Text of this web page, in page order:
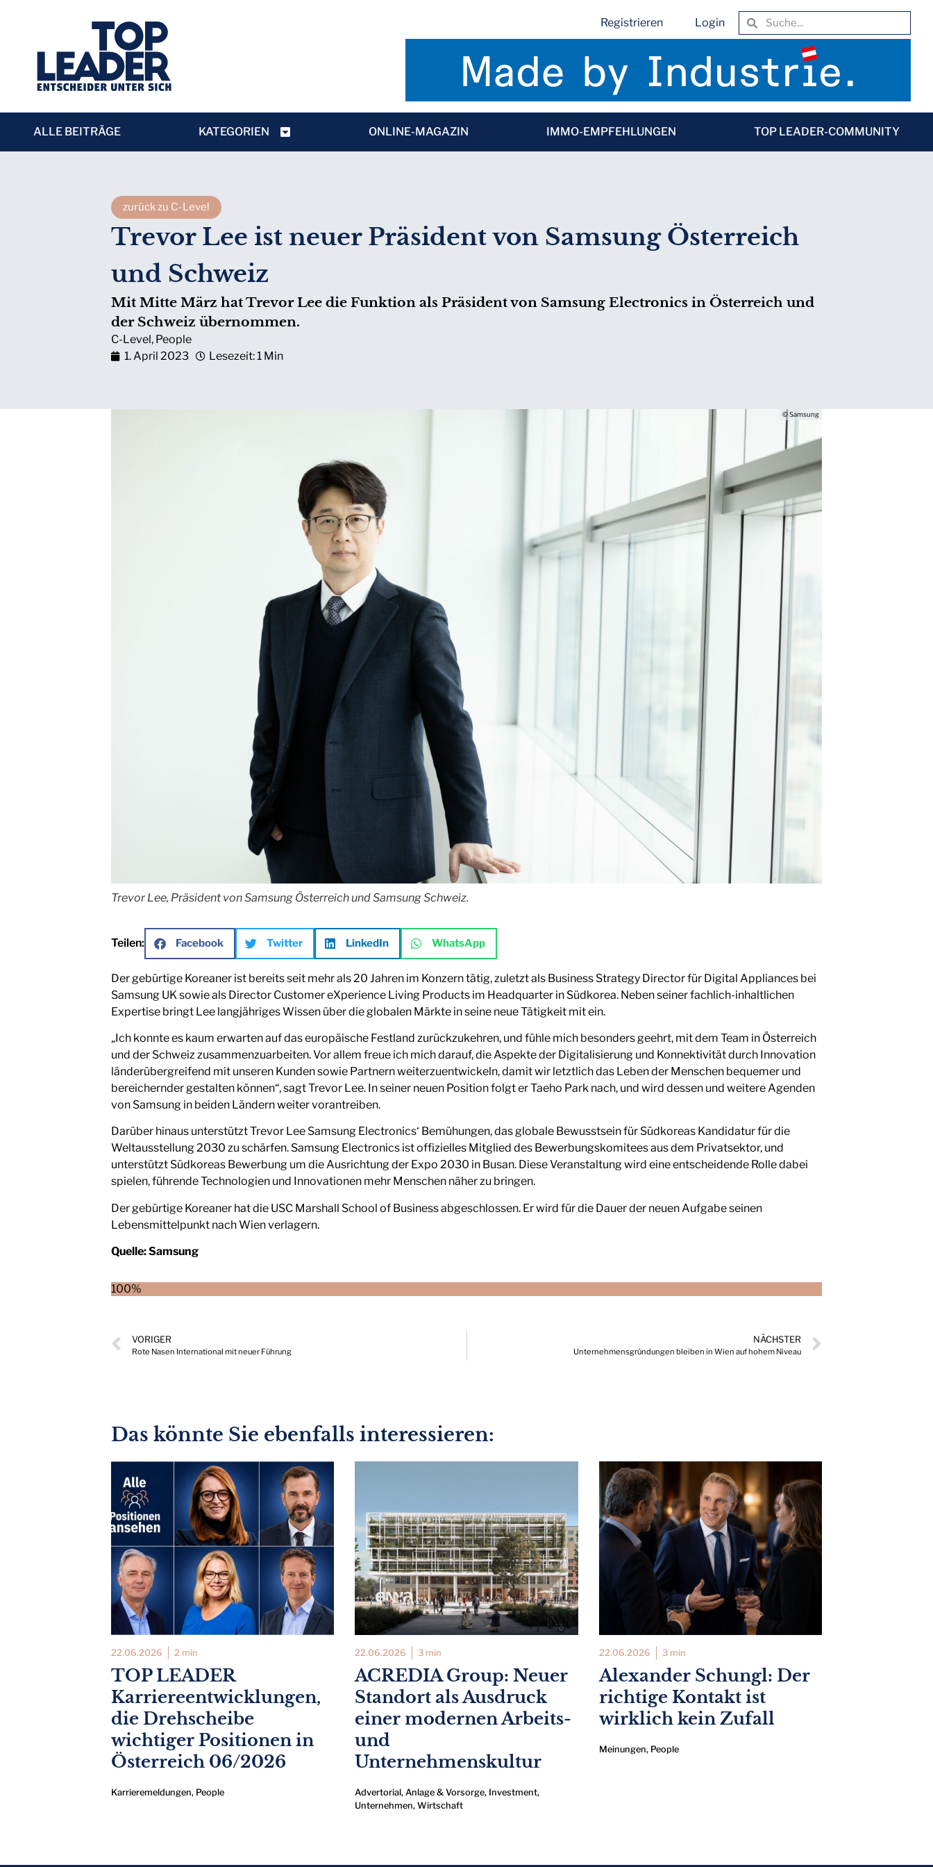
Registrieren Login
ALLE BEITRÄGE KATEGORIEN ONLINE-MAGAZIN IMMO-EMPFEHLUNGEN TOP LEADER-COMMUNITY
zurück zu C-Level
Trevor Lee ist neuer Präsident von Samsung Österreich
und Schweiz
Mit Mitte März hat Trevor Lee die Funktion als Präsident von Samsung Electronics in Österreich und
der Schweiz übernommen.
C-Level, People
1. April 2023
Lesezeit: 1 Min
© Samsung
Trevor Lee, Präsident von Samsung Österreich und Samsung Schweiz.
Teilen: Facebook Twitter LinkedIn WhatsApp
Der gebürtige Koreaner ist bereits seit mehr als 20 Jahren im Konzern tätig, zuletzt als Business Strategy Director für Digital Appliances bei
Samsung UK sowie als Director Customer eXperience Living Products im Headquarter in Südkorea. Neben seiner fachlich-inhaltlichen
Expertise bringt Lee langjähriges Wissen über die globalen Märkte in seine neue Tätigkeit mit ein.
„Ich konnte es kaum erwarten auf das europäische Festland zurückzukehren, und fühle mich besonders geehrt, mit dem Team in Österreich
und der Schweiz zusammenzuarbeiten. Vor allem freue ich mich darauf, die Aspekte der Digitalisierung und Konnektivität durch Innovation
länderübergreifend mit unseren Kunden sowie Partnern weiterzuentwickeln, damit wir letztlich das Leben der Menschen bequemer und
bereichernder gestalten können“, sagt Trevor Lee. In seiner neuen Position folgt er Taeho Park nach, und wird dessen und weitere Agenden
von Samsung in beiden Ländern weiter vorantreiben.
Darüber hinaus unterstützt Trevor Lee Samsung Electronics‘ Bemühungen, das globale Bewusstsein für Südkoreas Kandidatur für die
Weltausstellung 2030 zu schärfen. Samsung Electronics ist offizielles Mitglied des Bewerbungskomitees aus dem Privatsektor, und
unterstützt Südkoreas Bewerbung um die Ausrichtung der Expo 2030 in Busan. Diese Veranstaltung wird eine entscheidende Rolle dabei
spielen, führende Technologien und Innovationen mehr Menschen näher zu bringen.
Der gebürtige Koreaner hat die USC Marshall School of Business abgeschlossen. Er wird für die Dauer der neuen Aufgabe seinen
Lebensmittelpunkt nach Wien verlagern.
Quelle:Samsung
100%
VORIGER
Rote Nasen International mit neuer Führung
NÄCHSTER
Unternehmensgründungen bleiben in Wien auf hohem Niveau
Das könnte Sie ebenfalls interessieren:
22.06.2026 2 min
TOP LEADER
Karriereentwicklungen,
die Drehscheibe
wichtiger Positionen in
Österreich 06/2026
Karrieremeldungen, People
22.06.2026 3 min
ACREDIA Group: Neuer
Standort als Ausdruck
einer modernen Arbeits-
und
Unternehmenskultur
Advertorial, Anlage & Vorsorge, Investment,
Unternehmen,Wirtschaft
22.06.2026 3 min
Alexander Schungl: Der
richtige Kontakt ist
wirklich kein Zufall
Meinungen, People